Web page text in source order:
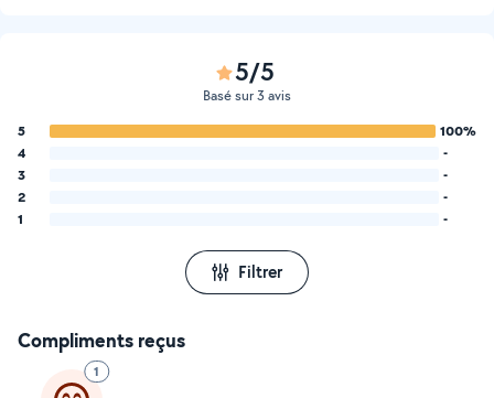
5/5
Basé sur 3 avis
5
100%
4
-
3
-
2
-
1
-
Filtrer
Compliments reçus
1